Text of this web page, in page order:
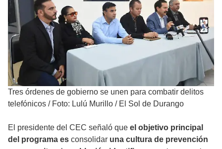
Tres órdenes de gobierno se unen para combatir delitos
telefónicos / Foto: Lulú Murillo / El Sol de Durango
El presidente del CEC señaló que el objetivo principal
del programa es consolidar una cultura de prevención